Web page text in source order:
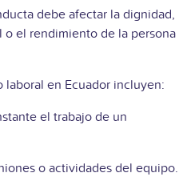
debe afectar la dignidad,
o el rendimiento de la persona
laboral en Ecuador incluyen:
el trabajo de un
o actividades del equipo.